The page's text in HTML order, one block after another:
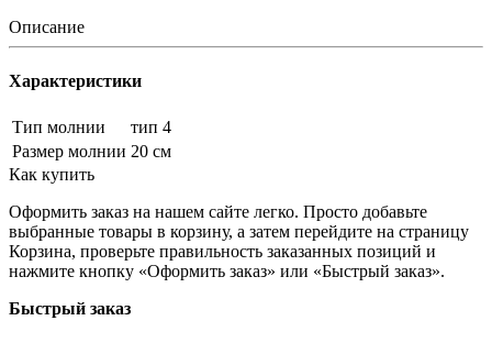
Описание
Характеристики
Тип молнии
тип 4
Размер молнии 20 см
Как купить
Оформить заказ на нашем сайте легко. Просто добавьте
выбранные товары в корзину, а затем перейдите на страницу
Корзина, проверьте правильность заказанных позиций и
нажмите кнопку «Оформить заказ» или «Быстрый заказ».
Быстрый заказ